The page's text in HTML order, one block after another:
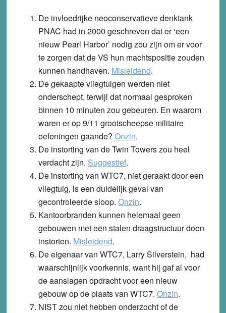
De invloedrijke neoconservatieve denktank
PNAC had in 2000 geschreven dat er ‘een
nieuw Pearl Harbor’ nodig zou zijn om er voor
te zorgen dat de VS hun machtspositie zouden
kunnen handhaven. Misleidend.
De gekaapte vliegtuigen werden niet
onderschept, terwijl dat normaal gesproken
binnen 10 minuten zou gebeuren. En waarom
waren er op 9/11 grootscheepse militaire
oefeningen gaande? Onzin.
De instorting van de Twin Towers zou heel
verdacht zijn. Suggestief.
De instorting van WTC7, niet geraakt door een
vliegtuig, is een duidelijk geval van
gecontroleerde sloop. Onzin.
Kantoorbranden kunnen helemaal geen
gebouwen met een stalen draagstructuur doen
instorten. Misleidend.
De eigenaar van WTC7, Larry Silverstein, had
waarschijnlijk voorkennis, want hij gaf al voor
de aanslagen opdracht voor een nieuw
gebouw op de plaats van WTC7. Onzin.
NIST zou niet hebben onderzocht of de